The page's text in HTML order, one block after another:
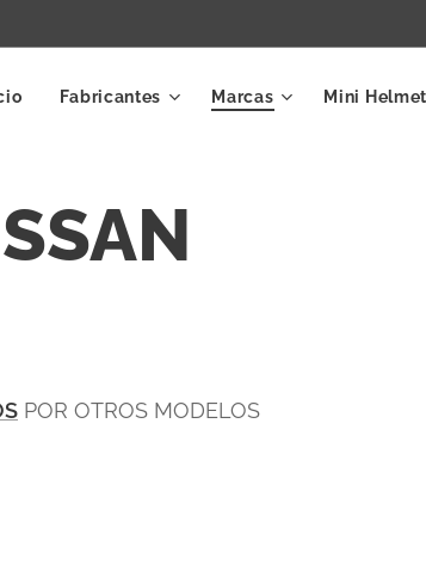
Fabricantes Marcas Mini
POR OTROS MODELOS